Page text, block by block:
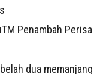
Penambah Perisa
dua memanjang